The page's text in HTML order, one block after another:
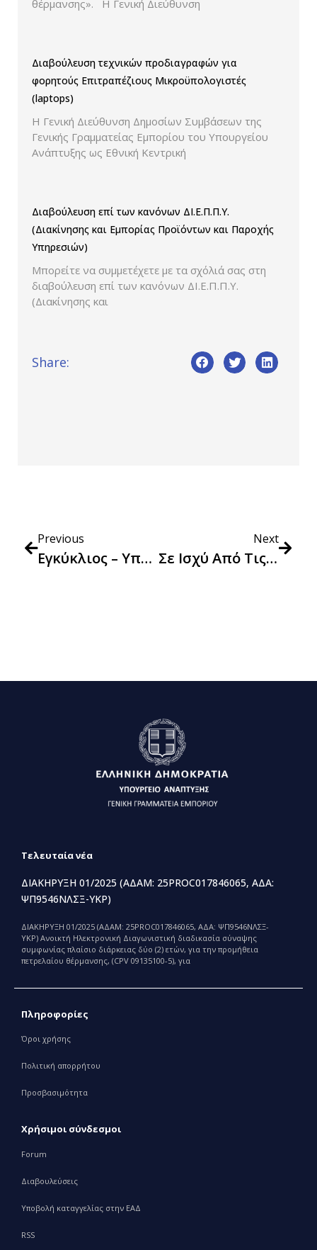
θέρμανσης». Η Γενική Διεύθυνση
Διαβούλευση τεχνικών προδιαγραφών για
φορητούς Επιτραπέζιους Μικροϋπολογιστές
(laptops)
Η Γενική Διεύθυνση Δημοσίων Συμβάσεων της
Γενικής Γραμματείας Εμπορίου του Υπουργείου
Ανάπτυξης ως Εθνική Κεντρική
Διαβούλευση επί των κανόνων ΔΙ.Ε.Π.Π.Υ.
(Διακίνησης και Εμπορίας Προϊόντων και Παροχής
Υπηρεσιών)
Μπορείτε να συμμετέχετε με τα σχόλιά σας στη
διαβούλευση επί των κανόνων ΔΙ.Ε.Π.Π.Υ.
(Διακίνησης και
Share:
Previous
Εγκύκλιος – Υπολογισμός Δείκτη Τιμών Καταναλωτή Για Παραδόσεις Αγαθών Που Έλαβαν Χώρα Εντός Του Μηνός Απριλίου 2024
Next
Σε Ισχύ Από Τις 22 Απριλίου Το «Καλάθι Των Νονών» Και Από Τις 24 Απριλίου Το «Καλάθι Του Πάσχα»
Τελευταία νέα
ΔΙΑΚΗΡΥΞΗ 01/2025 (ΑΔΑΜ: 25PROC017846065, ΑΔΑ:
ΨΠ9546ΝΛΣΞ-ΥΚΡ)
ΔΙΑΚΗΡΥΞΗ 01/2025 (ΑΔΑΜ: 25PROC017846065, ΑΔΑ: ΨΠ9546ΝΛΣΞ-
ΥΚΡ) Ανοικτή Ηλεκτρονική Διαγωνιστική διαδικασία σύναψης
συμφωνίας πλαίσιο διάρκειας δύο (2) ετών, για την προμήθεια
πετρελαίου θέρμανσης, (CPV 09135100-5), για
Πληροφορίες
Όροι χρήσης
Πολιτική απορρήτου
Προσβασιμότητα
Χρήσιμοι σύνδεσμοι
Forum
Διαβουλεύσεις
Υποβολή καταγγελίας στην ΕΑΔ
RSS